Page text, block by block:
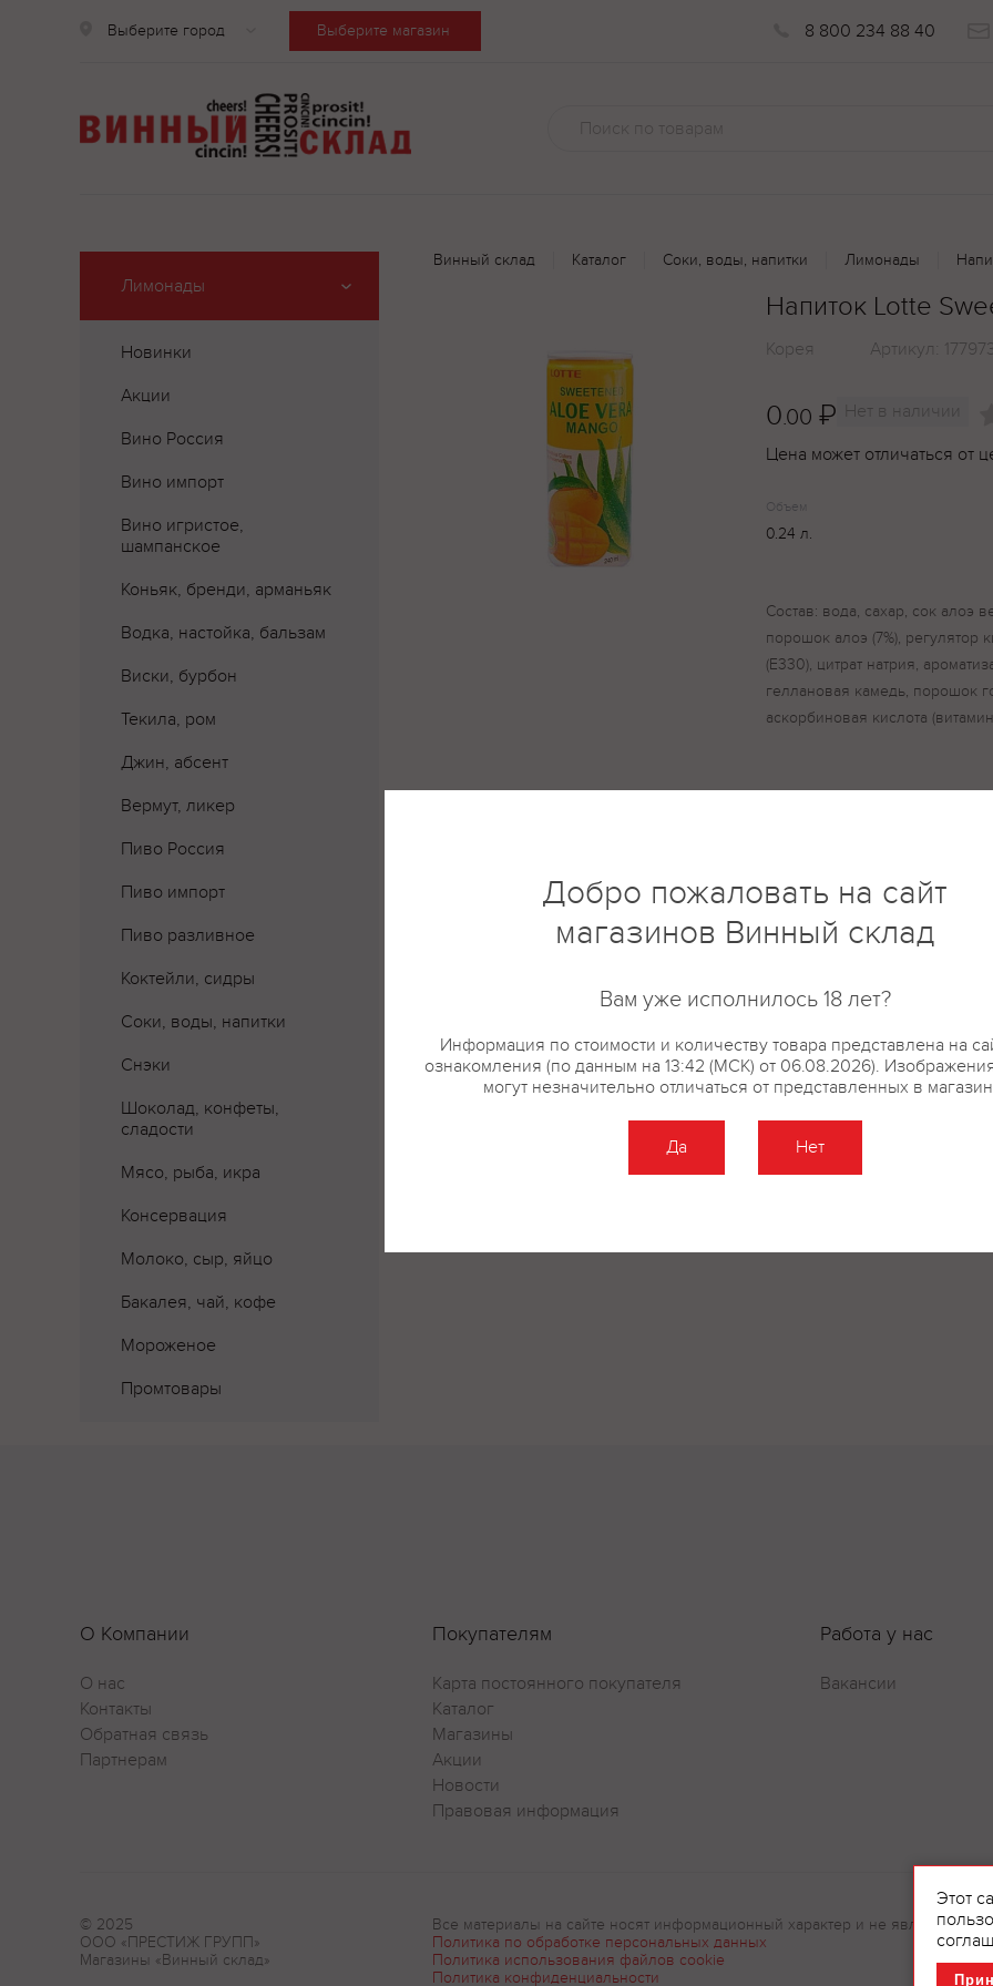
Выберите город Выберите магазин 8 800 234 88 40
Лимонады
Новинки
Акции
Вино Россия
Вино импорт
Вино игристое,
шампанское
Коньяк, бренди, арманьяк
Водка, настойка, бальзам
Виски, бурбон
Текила, ром
Джин, абсент
Вермут, ликер
Пиво Россия
Пиво импорт
Пиво разливное
Коктейли, сидры
Соки, воды, напитки
Снэки
Шоколад, конфеты,
сладости
Мясо, рыба, икра
Консервация
Молоко, сыр, яйцо
Бакалея, чай, кофе
Мороженое
Промтовары
Винный склад Каталог Соки, воды, напитки Лимонады
Напиток Lotte
Корея Артикул: 177973
0.00 ₽ Нет в наличии
Цена может отличаться от
Объем
0.24 л.
Состав: вода, сахар, сок алоэ
порошок алоэ (7%), регулятор
(Е330), цитрат натрия,
геллановая камедь, порошок
аскорбиновая кислота
О Компании
О нас
Контакты
Обратная связь
Партнерам
Покупателям
Карта постоянного покупателя
Каталог
Магазины
Акции
Новости
Правовая информация
Работа у нас
Вакансии
© 2025
ООО «ПРЕСТИЖ ГРУПП»
Магазины «Винный склад»
Все материалы на сайте носят информационный характер и не являются
Политика по обработке персональных данных
Политика использования файлов cookie
Политика конфиденциальности
Этот
Добро пожаловать на сайт
магазинов Винный склад
Вам уже исполнилось 18 лет?
Информация по стоимости и количеству товара представлена на
ознакомления (по данным на 13:42 (МСК) от 06.08.2026).
могут незначительно отличаться от представленных в
Да Нет